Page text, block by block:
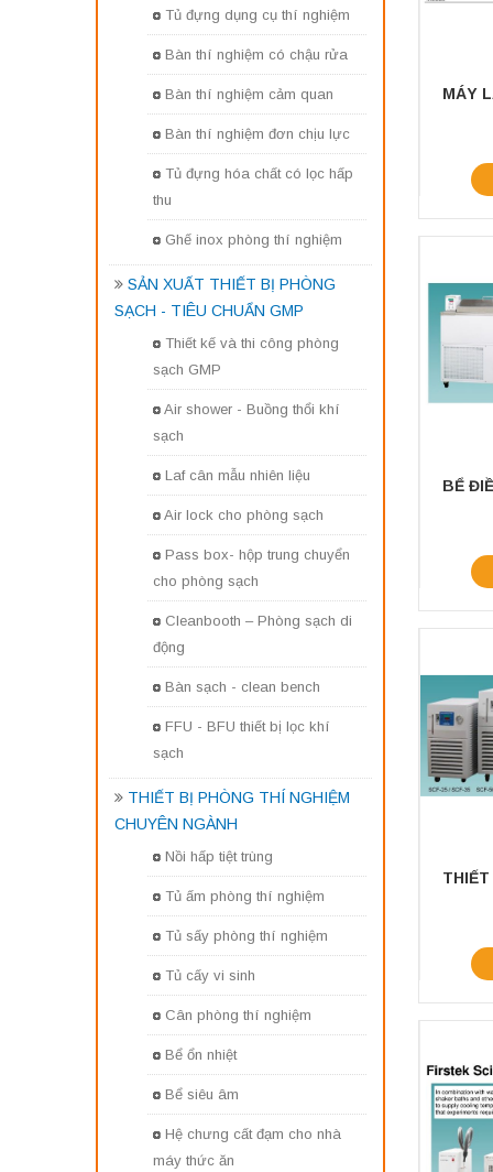
Tủ đựng dụng cụ thí nghiệm
Bàn thí nghiệm có chậu rửa
Bàn thí nghiệm cảm quan
Bàn thí nghiệm đơn chịu lực
Tủ đựng hóa chất có lọc hấp
thu
Ghế inox phòng thí nghiệm
SẢN XUẤT THIẾT BỊ PHÒNG
SẠCH - TIÊU CHUẨN GMP
Thiết kế và thi công phòng
sạch GMP
Air shower - Buồng thổi khí
sạch
Laf cân mẫu nhiên liệu
Air lock cho phòng sạch
Pass box- hộp trung chuyển
cho phòng sạch
Cleanbooth – Phòng sạch di
động
Bàn sạch - clean bench
FFU - BFU thiết bị lọc khí
sạch
THIẾT BỊ PHÒNG THÍ NGHIỆM
CHUYÊN NGÀNH
Nồi hấp tiệt trùng
Tủ ấm phòng thí nghiệm
Tủ sấy phòng thí nghiệm
Tủ cấy vi sinh
Cân phòng thí nghiệm
Bể ổn nhiệt
Bể siêu âm
Hệ chưng cất đạm cho nhà
máy thức ăn